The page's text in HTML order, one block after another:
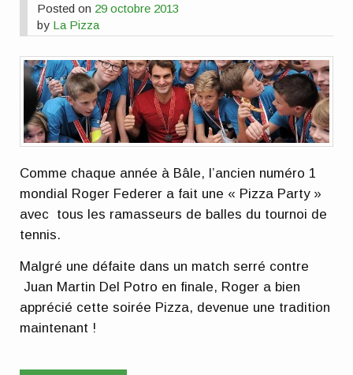
Posted on 29 octobre 2013
by La Pizza
Comme chaque année à Bâle, l’ancien numéro 1
mondial Roger Federer a fait une « Pizza Party »
avec tous les ramasseurs de balles du tournoi de
tennis.
Malgré une défaite dans un match serré contre
Juan Martin Del Potro en finale, Roger a bien
apprécié cette soirée Pizza, devenue une tradition
maintenant !